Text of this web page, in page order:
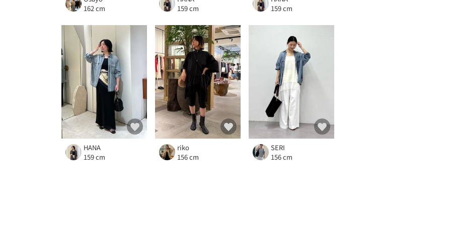
162 cm
159 cm
159 cm
HANA
159 cm
riko
156 cm
SERI
156 cm